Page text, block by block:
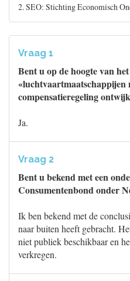
2. SEO: Stichting Economisch
Vraag 1
Bent u op de hoogte van
«luchtvaartmaatschappijen
compensatieregeling
Ja.
Vraag 2
Bent u bekend met een
Consumentenbond onder
Ik ben bekend met de
naar buiten heeft gebracht.
niet publiek beschikbaar en
verkregen.